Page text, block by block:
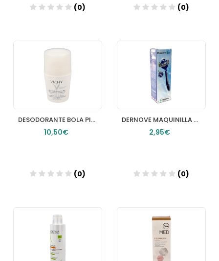
(0)
Añadir
(0)
DESODORANTE BOLA PIEL SENSIBLE VICHY 50 ML
10,50€
(0)
Añadir
DERNOVE MAQUINILLA PARA AFEITADO MASCULINO 2 UD
2,95€
(0)